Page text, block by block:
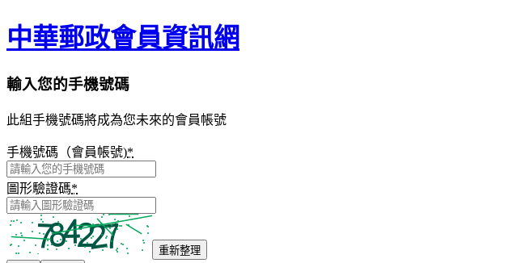
中華郵政會員資訊網
輸入您的手機號碼
此組手機號碼將成為您未來的會員帳號
手機號碼（會員帳號)*
圖形驗證碼*
重新整理